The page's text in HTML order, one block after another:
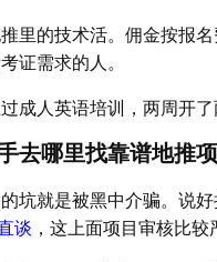
里的技术活。佣金按报
证需求的人。
成人英语培训，两周开
去哪里找靠谱地推
坑就是被黑中介骗。说
谈 ，这上面项目审核比较